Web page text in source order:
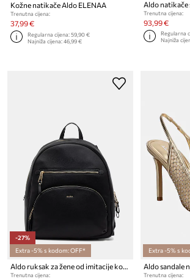
Kožne natikače Aldo ELENAA
Trenutna cijena:
37,99 €
Regularna cijena:59,90 €
Najniža cijena:46,99 €
Trenutna cijena:
93,99 €
Regularna
Najniža
-27%
Extra -5% s kodom: OFF*
Trenutna cijena:
Extra -5% s
Trenutna cijena: